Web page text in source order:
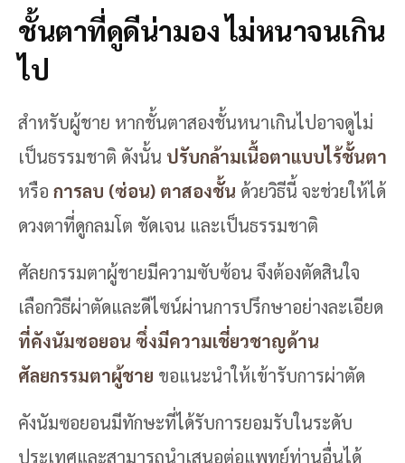
ชั้นตาที่ดูดีน่ามอง ไม่หนาจนเกิน
ไป
สำหรับผู้ชาย หากชั้นตาสองชั้นหนาเกินไปอาจดูไม่
เป็นธรรมชาติ ดังนั้น ปรับกล้ามเนื้อตาแบบไร้ชั้นตา
หรือ การลบ (ซ่อน) ตาสองชั้น ด้วยวิธีนี้ จะช่วยให้ได้
ดวงตาที่ดูกลมโต ชัดเจน และเป็นธรรมชาติ
ศัลยกรรมตาผู้ชายมีความซับซ้อน จึงต้องตัดสินใจ
เลือกวิธีผ่าตัดและดีไซน์ผ่านการปรึกษาอย่างละเอียด
ที่คังนัมซอยอน ซึ่งมีความเชี่ยวชาญด้าน
ศัลยกรรมตาผู้ชาย ขอแนะนำให้เข้ารับการผ่าตัด
คังนัมซอยอนมีทักษะที่ได้รับการยอมรับในระดับ
ประเทศและสามารถนำเสนอต่อแพทย์ท่านอื่นได้